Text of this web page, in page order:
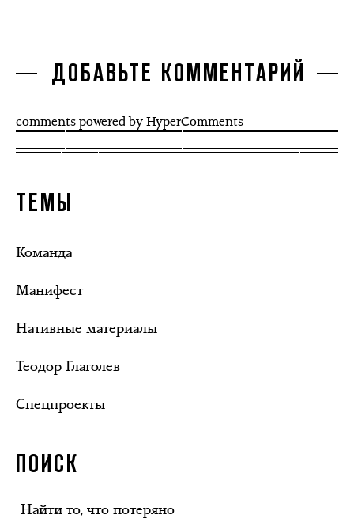
ДОБАВЬТЕ КОММЕНТАРИЙ
comments powered by HyperComments
ТЕМЫ
Команда
Манифест
Нативные материалы
Теодор Глаголев
Спецпроекты
ПОИСК